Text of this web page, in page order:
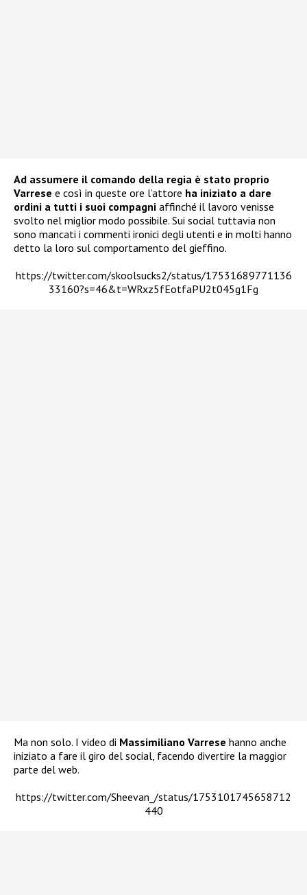
Ad assumere il comando della regia è stato proprio
Varrese e così in queste ore l’attore ha iniziato a dare
ordini a tutti i suoi compagni affinché il lavoro venisse
svolto nel miglior modo possibile. Sui social tuttavia non
sono mancati i commenti ironici degli utenti e in molti hanno
detto la loro sul comportamento del gieffino.
https://twitter.com/skoolsucks2/status/17531689771136
33160?s=46&t=WRxz5fEotfaPU2t045g1Fg
Ma non solo. I video di Massimiliano Varrese hanno anche
iniziato a fare il giro del social, facendo divertire la maggior
parte del web.
https://twitter.com/Sheevan_/status/1753101745658712
440